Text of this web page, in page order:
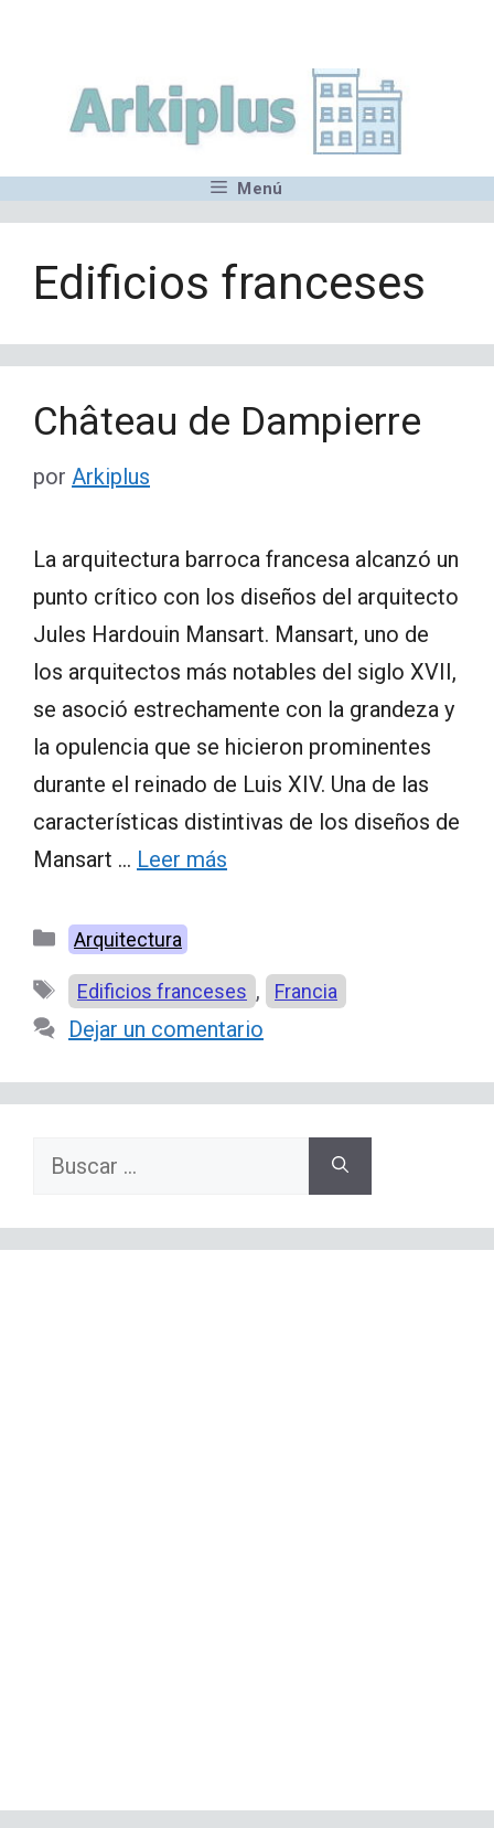
contenido
Menú
Edificios franceses
Château de Dampierre
por Arkiplus
La arquitectura barroca francesa alcanzó un
punto crítico con los diseños del arquitecto
Jules Hardouin Mansart. Mansart, uno de
los arquitectos más notables del siglo XVII,
se asoció estrechamente con la grandeza y
la opulencia que se hicieron prominentes
durante el reinado de Luis XIV. Una de las
características distintivas de los diseños de
Mansart … Leer más
Categorías
Arquitectura
Etiquetas
Edificios franceses , Francia
Dejar un comentario
Buscar: